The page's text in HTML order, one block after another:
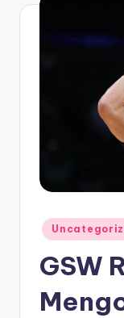
terkini
Posted
in
GSW